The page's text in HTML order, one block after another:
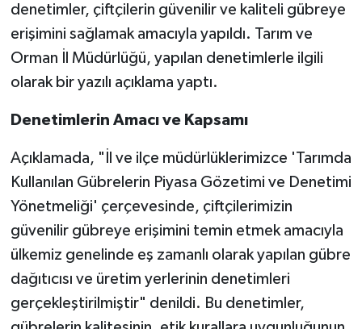
denetimler, çiftçilerin güvenilir ve kaliteli gübreye
erişimini sağlamak amacıyla yapıldı. Tarım ve
Orman İl Müdürlüğü, yapılan denetimlerle ilgili
olarak bir yazılı açıklama yaptı.
Denetimlerin Amacı ve Kapsamı
Açıklamada, "İl ve ilçe müdürlüklerimizce 'Tarımda
Kullanılan Gübrelerin Piyasa Gözetimi ve Denetimi
Yönetmeliği' çerçevesinde, çiftçilerimizin
güvenilir gübreye erişimini temin etmek amacıyla
ülkemiz genelinde eş zamanlı olarak yapılan gübre
dağıtıcısı ve üretim yerlerinin denetimleri
gerçekleştirilmiştir" denildi. Bu denetimler,